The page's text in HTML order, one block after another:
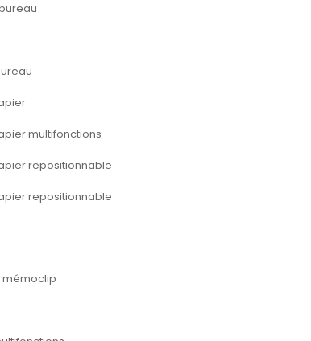
multifonctions
repositionnable
repositionnable